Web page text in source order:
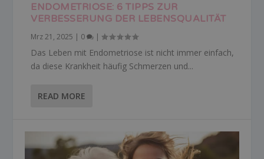
ENDOMETRIOSE: 6 TIPPS ZUR
VERBESSERUNG DER LEBENSQUALITÄT
Mrz 21, 2025 | 0 |
Das Leben mit Endometriose ist nicht immer einfach,
da diese Krankheit häufig Schmerzen und...
READ MORE